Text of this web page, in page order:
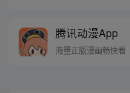
夫这一生所向
也别想骑我头
腾讯动漫App
海量正版漫画畅快看